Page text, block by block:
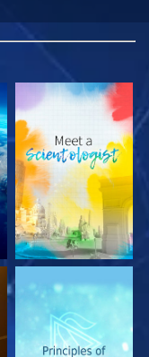
EXPLORE A SÉRIE